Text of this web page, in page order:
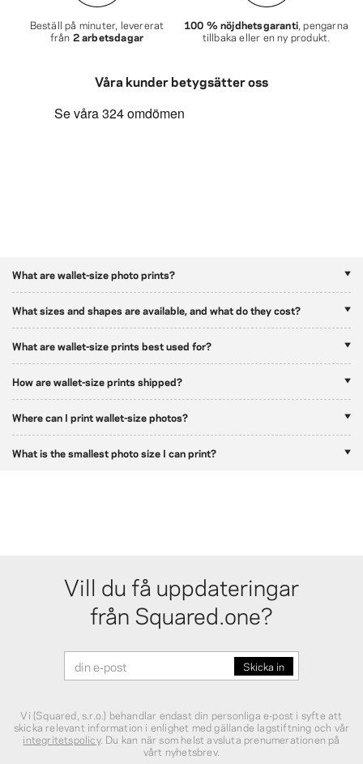
Beställ på minuter, levererat
från 2 arbetsdagar
100 % nöjdhetsgaranti , pengarna
tillbaka eller en ny produkt.
Våra kunder betygsätter oss
What are wallet-size photo prints?
What sizes and shapes are available, and what do they cost?
What are wallet-size prints best used for?
How are wallet-size prints shipped?
Where can I print wallet-size photos?
What is the smallest photo size I can print?
Vill du få uppdateringar
från Squared.one?
Vi (Squared, s.r.o.) behandlar endast din personliga e‑post i syfte att
skicka relevant information i enlighet med gällande lagstiftning och vår
integritetspolicy. Du kan när som helst avsluta prenumerationen på
vårt nyhetsbrev.